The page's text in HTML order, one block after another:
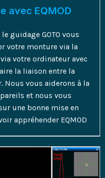
avec EQMOD
guidage GOTO vous
votre monture via la
votre ordinateur avec
la liaison entre la
Nous vous aiderons à la
et nous vous
une bonne mise en
appréhender EQMOD